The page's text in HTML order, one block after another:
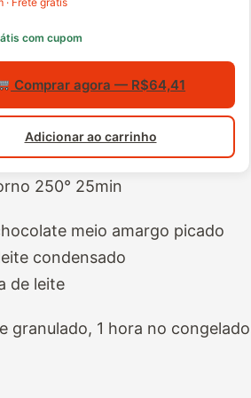
com cupom
Comprar agora — R$64,41
Adicionar ao carrinho
250° 25min
meio amargo picado
condensado
de leite
granulado, 1 hora no